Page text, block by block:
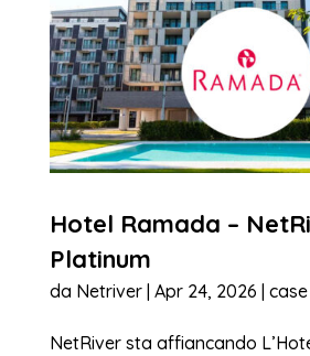
Hotel Ramada –
Platinum
da Netriver| Apr 24, 2026 |
NetRiver sta affiancando